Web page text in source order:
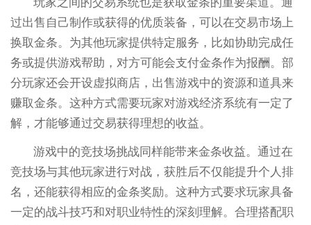
过出售自己制作或获得的优质装备，可以在交易市场上
换取金条。为其他玩家提供特定服务，比如协助完成任
务或提供游戏帮助，对方可能会支付金条作为报酬。部
分玩家还会开设虚拟商店，出售游戏中的资源和道具来
赚取金条。这种方式需要玩家对游戏经济系统有一定了
解，才能够通过交易获得理想的收益。
游戏中的竞技场挑战同样能带来金条收益。通过在
竞技场与其他玩家进行对战，获胜后不仅能提升个人排
名，还能获得相应的金条奖励。这种方式要求玩家具备
一定的战斗技巧和对职业特性的深刻理解。合理搭配职